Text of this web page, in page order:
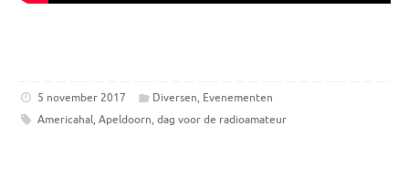
5 november 2017 Diversen, Evenementen
Americahal, Apeldoorn, dag voor de radioamateur